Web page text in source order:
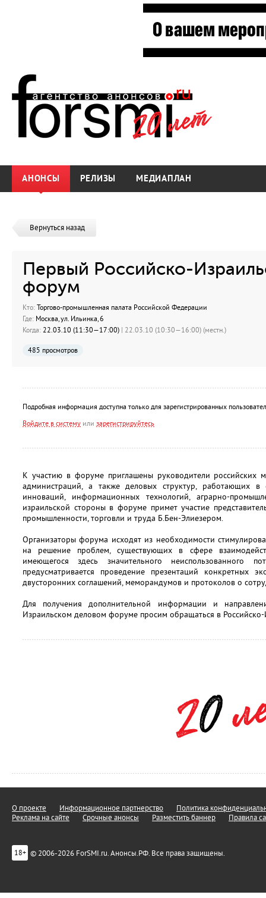
АНОНСЫ РЕЛИЗЫ МЕДИАПЛАН
Вернуться назад
Первый Российско-
форум
Кто: Торгово-промышленная палата Российской Федерации
Где: Москва, ул. Ильинка, 6
Когда: 22.03.10 (11:30—17:00) | 22.03.10 (10:30—16:00) (местн.)
485 просмотров
Подробная информация доступна только для зарегистрированных
Войдите в систему или зарегистрируйтесь
К участию в форуме приглашены руководители российских
администраций, а также деловых структур, работающих в
инноваций, информационных технологий, аграрно-
израильской стороны в форуме примет участие
промышленности, торговли и труда Б.Бен-Элиезером.
Организаторы форума исходят из необходимости
на решение проблем, существующих в сфере
имеющегося здесь значительного неиспользованного
предусматривается проведение презентаций конкретных
двусторонних соглашений, меморандумов и протоколов о
Для получения дополнительной информации и
Израильском деловом форуме просим обращаться в Российско-
О проекте Информационное партнерство
Политика
Реклама на сайте
Срочные анонсы Разместить баннер Правила
18+ © 2006-2026 ForSMI.ru. Анонсы.РФ. Все права защищены.